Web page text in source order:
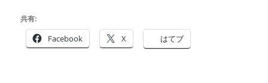
共有:
Facebook X はてブ